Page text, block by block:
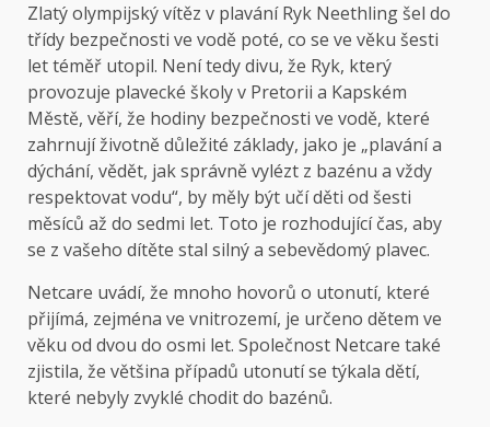
Zlatý olympijský vítěz v plavání Ryk Neethling šel do
třídy bezpečnosti ve vodě poté, co se ve věku šesti
let téměř utopil. Není tedy divu, že Ryk, který
provozuje plavecké školy v Pretorii a Kapském
Městě, věří, že hodiny bezpečnosti ve vodě, které
zahrnují životně důležité základy, jako je „plavání a
dýchání, vědět, jak správně vylézt z bazénu a vždy
respektovat vodu“, by měly být učí děti od šesti
měsíců až do sedmi let. Toto je rozhodující čas, aby
se z vašeho dítěte stal silný a sebevědomý plavec.
Netcare uvádí, že mnoho hovorů o utonutí, které
přijímá, zejména ve vnitrozemí, je určeno dětem ve
věku od dvou do osmi let. Společnost Netcare také
zjistila, že většina případů utonutí se týkala dětí,
které nebyly zvyklé chodit do bazénů.